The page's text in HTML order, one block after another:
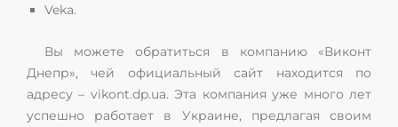
Veka.
Вы можете обратиться в компанию «Виконт
Днепр», чей официальный сайт находится по
адресу – vikont.dp.ua. Эта компания уже много лет
успешно работает в Украине, предлагая своим